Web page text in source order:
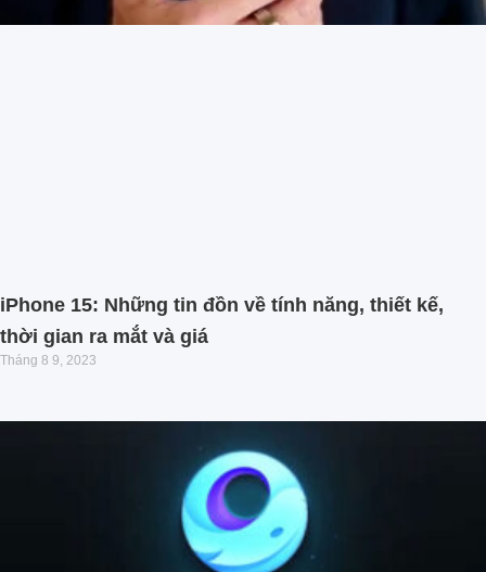
iPhone 15: Những tin đồn về tính năng, thiết kế,
thời gian ra mắt và giá
Tháng 8 9, 2023